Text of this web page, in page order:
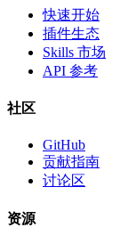
快速开始
插件生态
Skills 市场
API 参考
社区
GitHub
贡献指南
讨论区
资源